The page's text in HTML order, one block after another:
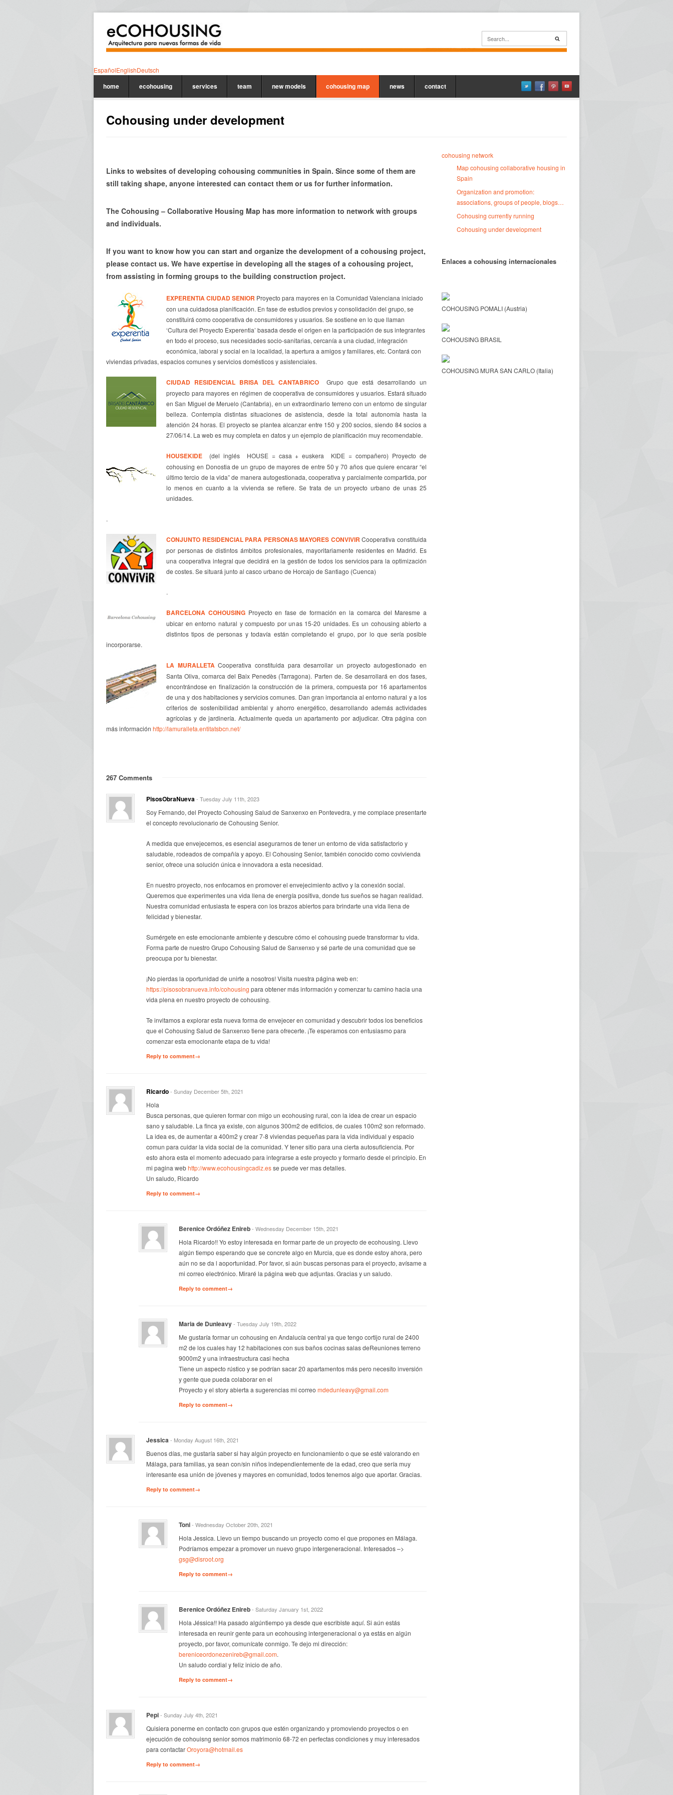
EspañolEnglishDeutsch
home ecohousing services team new models cohousing map news contact
Cohousing under development
Links to websites of developing cohousing communities in Spain. Since some of them are
still taking shape, anyone interested can contact them or us for further information.
The Cohousing – Collaborative Housing Map has more information to network with groups
and individuals.
If you want to know how you can start and organize the development of a cohousing project,
please contact us. We have expertise in developing all the stages of a cohousing project,
from assisting in forming groups to the building construction project.
EXPERENTIA CIUDAD SENIOR Proyecto para mayores en la Comunidad Valenciana iniciado
con una cuidadosa planificación. En fase de estudios previos y consolidación del grupo, se
constituirá como cooperativa de consumidores y usuarios. Se sostiene en lo que llaman
‘Cultura del Proyecto Experentia’ basada desde el origen en la participación de sus integrantes
en todo el proceso, sus necesidades socio-sanitarias, cercanía a una ciudad, integración
económica, laboral y social en la localidad, la apertura a amigos y familiares, etc. Contará con
viviendas privadas, espacios comunes y servicios domésticos y asistenciales.
CIUDAD RESIDENCIAL BRISA DEL CANTABRICOGrupo que está desarrollando un
proyecto para mayores en régimen de cooperativa de consumidores y usuarios. Estará situado
en San Miguel de Meruelo (Cantabria), en un extraordinario terreno con un entorno de singular
belleza. Contempla distintas situaciones de asistencia, desde la total autonomía hasta la
atención 24 horas. El proyecto se plantea alcanzar entre 150 y 200 socios, siendo 84 socios a
27/06/14. La web es muy completa en datos y un ejemplo de planificación muy recomendable.
HOUSEKIDE (del inglés HOUSE = casa + euskera KIDE = compañero) Proyecto de
cohousing en Donostia de un grupo de mayores de entre 50 y 70 años que quiere encarar “el
último tercio de la vida” de manera autogestionada, cooperativa y parcialmente compartida, por
lo menos en cuanto a la vivienda se refiere. Se trata de un proyecto urbano de unas 25
unidades.
.
CONJUNTO RESIDENCIAL PARA PERSONAS MAYORES CONVIVIR Cooperativa constituida
por personas de distintos ámbitos profesionales, mayoritariamente residentes en Madrid. Es
una cooperativa integral que decidirá en la gestión de todos los servicios para la optimización
de costes. Se situará junto al casco urbano de Horcajo de Santiago (Cuenca)
.
BARCELONA COHOUSINGProyecto en fase de formación en la comarca del Maresme a
ubicar en entorno natural y compuesto por unas 15-20 unidades. Es un cohousing abierto a
distintos tipos de personas y todavía están completando el grupo, por lo que sería posible
incorporarse.
LA MURALLETA Cooperativa constituida para desarrollar un proyecto autogestionado en
Santa Oliva, comarca del Baix Penedès (Tarragona). Parten de. Se desarrollará en dos fases,
encontrándose en finalización la construcción de la primera, compuesta por 16 apartamentos
de una y dos habitaciones y servicios comunes. Dan gran importancia al entorno natural y a los
criterios de sostenibilidad ambiental y ahorro energético, desarrollando además actividades
agrícolas y de jardinería. Actualmente queda un apartamento por adjudicar. Otra página con
más información http://lamuralleta.entitatsbcn.net/
267 Comments
PisosObraNueva- Tuesday July 11th, 2023
Soy Fernando, del Proyecto Cohousing Salud de Sanxenxo en Pontevedra, y me complace presentarte
el concepto revolucionario de Cohousing Senior.
A medida que envejecemos, es esencial asegurarnos de tener un entorno de vida satisfactorio y
saludable, rodeados de compañía y apoyo. El Cohousing Senior, también conocido como covivienda
senior, ofrece una solución única e innovadora a esta necesidad.
En nuestro proyecto, nos enfocamos en promover el envejecimiento activo y la conexión social.
Queremos que experimentes una vida llena de energía positiva, donde tus sueños se hagan realidad.
Nuestra comunidad entusiasta te espera con los brazos abiertos para brindarte una vida llena de
felicidad y bienestar.
Sumérgete en este emocionante ambiente y descubre cómo el cohousing puede transformar tu vida.
Forma parte de nuestro Grupo Cohousing Salud de Sanxenxo y sé parte de una comunidad que se
preocupa por tu bienestar.
¡No pierdas la oportunidad de unirte a nosotros! Visita nuestra página web en:
https://pisosobranueva.info/cohousing para obtener más información y comenzar tu camino hacia una
vida plena en nuestro proyecto de cohousing.
Te invitamos a explorar esta nueva forma de envejecer en comunidad y descubrir todos los beneficios
que el Cohousing Salud de Sanxenxo tiene para ofrecerte. ¡Te esperamos con entusiasmo para
comenzar esta emocionante etapa de tu vida!
Reply to comment→
Ricardo- Sunday December 5th, 2021
Hola
Busca personas, que quieren formar con migo un ecohousing rural, con la idea de crear un espacio
sano y saludable. La finca ya existe, con algunos 300m2 de edificios, de cuales 100m2 son reformado.
La idea es, de aumentar a 400m2 y crear 7-8 viviendas pequeñas para la vida individual y espacio
comun para cuidar la vida social de la comunidad. Y tener sitio para una cierta autosuficiencia. Por
esto ahora esta el momento adecuado para integrarse a este proyecto y formarlo desde el principio. En
mi pagina webhttp://www.ecohousingcadiz.esse puede ver mas detalles.
Un saludo, Ricardo
Reply to comment→
Berenice Ordóñez Enireb- Wednesday December 15th, 2021
Hola Ricardo!! Yo estoy interesada en formar parte de un proyecto de ecohousing. Llevo
algún tiempo esperando que se concrete algo en Murcia, que es donde estoy ahora, pero
aún no se da l aoportunidad. Por favor, si aún buscas personas para el proyecto, avísame a
mi correo electrónico. Miraré la página web que adjuntas. Gracias y un saludo.
Reply to comment→
Maria de Dunleavy- Tuesday July 19th, 2022
Me gustaría formar un cohousing en Andalucía central ya que tengo cortijo rural de 2400
m2 de los cuales hay 12 habitaciones con sus baños cocinas salas deReuniones terreno
9000m2 y una infraestructura casi hecha
Tiene un aspecto rústico y se podrían sacar 20 apartamentos más pero necesito inversión
y gente que pueda colaborar en el
Proyecto y el story abierta a sugerencias mi correo mdedunleavy@gmail.com
Reply to comment→
Jessica- Monday August 16th, 2021
Buenos días, me gustaría saber si hay algún proyecto en funcionamiento o que se esté valorando en
Málaga, para familias, ya sean con/sin niños independientemente de la edad, creo que sería muy
interesante esa unión de jóvenes y mayores en comunidad, todos tenemos algo que aportar. Gracias.
Reply to comment→
Toni- Wednesday October 20th, 2021
Hola Jessica. Llevo un tiempo buscando un proyecto como el que propones en Málaga.
Podríamos empezar a promover un nuevo grupo intergeneracional. Interesados –>
gsg@disroot.org
Reply to comment→
Berenice Ordóñez Enireb- Saturday January 1st, 2022
Hola Jéssica!! Ha pasado algúntiempo ya desde que escribiste aquí. Si aún estás
interesada en reunir gente para un ecohousing intergeneracional o ya estás en algún
proyecto, por favor, comunícate conmigo. Te dejo mi dirección:
bereniceordonezenireb@gmail.com.
Un saludo cordial y feliz inicio de año.
Reply to comment→
Pepi- Sunday July 4th, 2021
Quisiera ponerme en contacto con grupos que estén organizando y promoviendo proyectos o en
ejecución de cohouisng senior somos matrimonio 68-72 en perfectas condiciones y muy interesados
para contactarOroyora@hotmail.es
Reply to comment→
cohousing network
Map cohousing collaborative housing in
Spain
Organization and promotion:
associations, groups of people, blogs…
Cohousing currently running
Cohousing under development
Enlaces a cohousing internacionales
COHOUSING POMALI (Austria)
COHOUSING BRASIL
COHOUSING MURA SAN CARLO (Italia)